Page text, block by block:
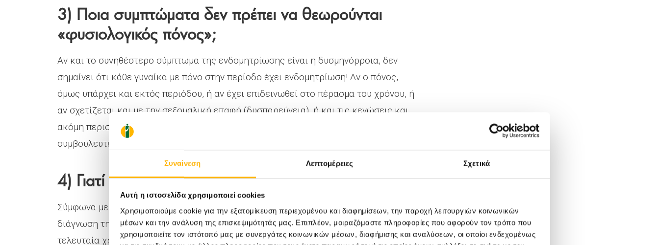
Συναίνεση Λεπτομέρειες Σχετικά
Αυτή η ιστοσελίδα χρησιμοποιεί cookies
Χρησιμοποιούμε cookie για την εξατομίκευση περιεχομένου και διαφημίσεων, την παροχή λειτουργιών κοινωνικών
μέσων και την ανάλυση της επισκεψιμότητάς μας. Επιπλέον, μοιραζόμαστε πληροφορίες που αφορούν τον τρόπο που
χρησιμοποιείτε τον ιστότοπό μας με συνεργάτες κοινωνικών μέσων, διαφήμισης και αναλύσεων, οι οποίοι ενδεχομένως
3) Ποια συμπτώματα δεν πρέπει να θεωρούνται
«φυσιολογικός πόνος»;
Αν και το συνηθέστερο σύμπτωμα της ενδομητρίωσης είναι η δυσμηνόρροια, δεν
σημαίνει ότι κάθε γυναίκα με πόνο στην περίοδο έχει ενδομητρίωση! Αν ο πόνος,
όμως υπάρχει και εκτός περιόδου, ή αν έχει επιδεινωθεί στο πέρασμα του χρόνου, ή
αν σχετίζεται και με την σεξουαλική επαφή (δυσπαρεύνεια), ή και τις κενώσεις και
ακόμη περισσότερο αν μια γυναίκα αδυνατεί να συλλάβει, τότε πρέπει να
συμβουλευτεί τον γυναικολόγο της και να αποκλειστεί η ενδομητρίωση.
4) Γιατί η διάγνωση καθυστερεί συχνά;
Σύμφωνα με διεθνείς μελέτες, και ανάλογα με τη χώρα διαμονής της γυναίκας, η
διάγνωση της ενδομητρίωσης καθυστερεί από 5 ως και 12 χρόνια για να τεθεί! Τα
τελευταία χρόνια, καταβάλλεται προσπάθεια ενημέρωσης των γυναικών και έτσι ο